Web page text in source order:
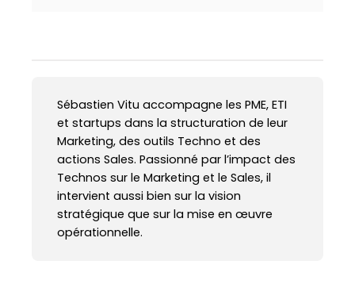
Sébastien Vitu accompagne les PME, ETI
et startups dans la structuration de leur
Marketing, des outils Techno et des
actions Sales. Passionné par l’impact des
Technos sur le Marketing et le Sales, il
intervient aussi bien sur la vision
stratégique que sur la mise en œuvre
opérationnelle.